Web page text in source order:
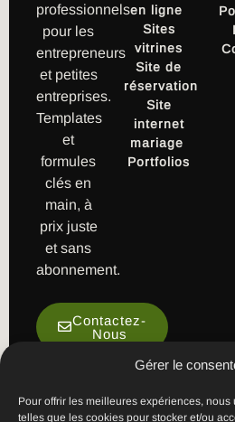
Gérer le
Pour offrir les meilleures expériences,
telles que les cookies pour stocker et/ou
professionnels
pour les
entrepreneurs
et petites
entreprises.
Templates
et
formules
clés en
main, à
prix juste
et sans
abonnement.
Contactez-
Nous
en ligne
Sites
vitrines
Site de
réservation
Site
internet
mariage
Portfolios